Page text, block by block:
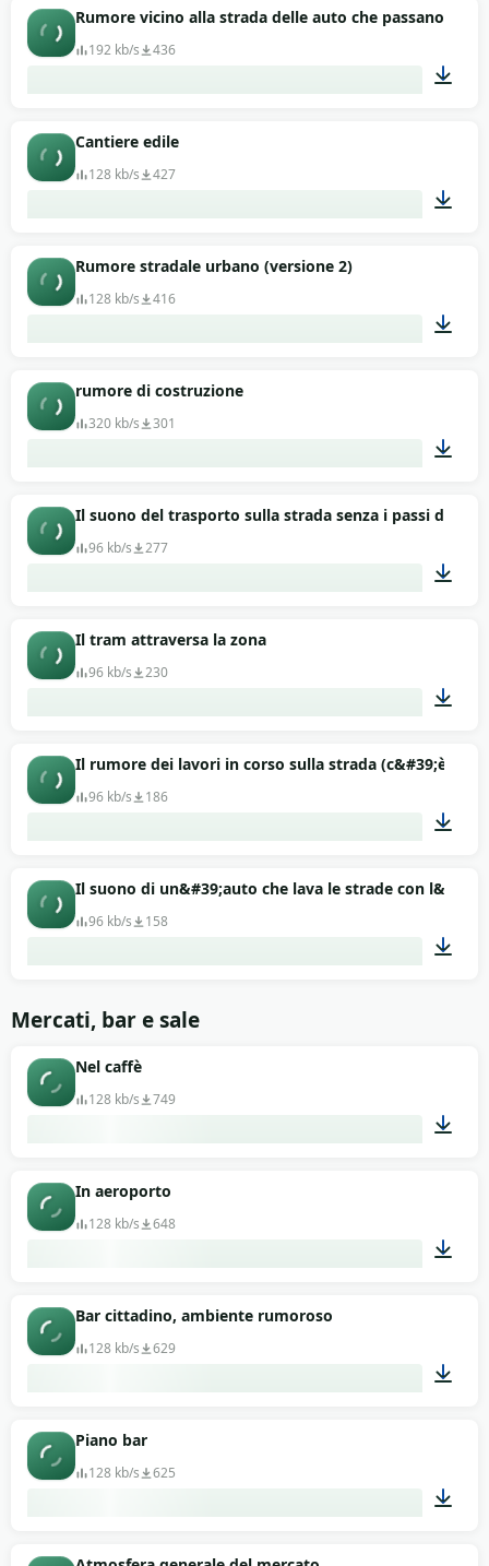
00:24
Rumore vicino alla strada delle auto che passano
192 kb/s 436
Cantiere edile
128 kb/s 427
Rumore stradale urbano (versione 2)
128 kb/s 416
rumore di costruzione
320 kb/s 301
02:45
Il suono del trasporto sulla strada senza i passi delle
96 kb/s 277
Il tram attraversa la zona
96 kb/s 230
00:12
Il rumore dei lavori in corso sulla strada (c&#39;è
96 kb/s 186
01:11
Il suono di un&#39;auto che lava le strade con
96 kb/s 158
Mercati, bar e sale
Nel caffè
128 kb/s 749
In aeroporto
128 kb/s 648
Bar cittadino, ambiente rumoroso
128 kb/s 629
Piano bar
128 kb/s 625